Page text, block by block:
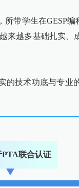
带学生在GESP
越多基础扎实
技术功底与专
PTA联合认证